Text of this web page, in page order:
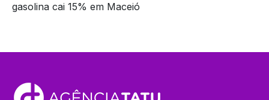
gasolina cai 15% em Maceió